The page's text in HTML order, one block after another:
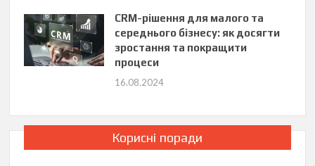
CRM-рішення для малого та
середнього бізнесу: як досягти
зростання та покращити
процеси
16.08.2024
Корисні поради